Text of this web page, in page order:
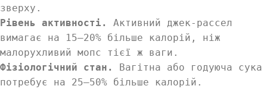
зверху.
Рівень активності.
Активний джек-рассел
вимагає на 15–20% більше калорій, ніж
малорухливий мопс тієї ж ваги.
Фізіологічний стан.
Вагітна або годуюча сука
потребує на 25–50% більше калорій.